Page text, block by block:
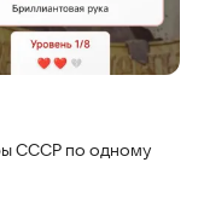
СССР по одному